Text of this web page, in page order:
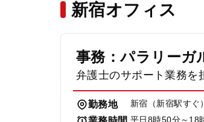
新宿オフィス
事務：パラリーガ
弁護士のサポート業務を
勤務地 新宿（新宿駅すぐ）
平日8時50分～18